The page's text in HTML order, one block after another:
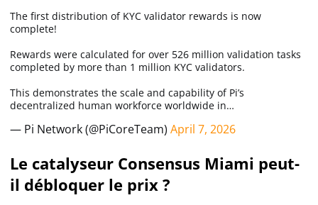
The first distribution of KYC validator rewards is now
complete!
Rewards were calculated for over 526 million validation tasks
completed by more than 1 million KYC validators.
This demonstrates the scale and capability of Pi’s
decentralized human workforce worldwide in…
— Pi Network (@PiCoreTeam) April 7, 2026
Le catalyseur Consensus Miami peut-
il débloquer le prix ?